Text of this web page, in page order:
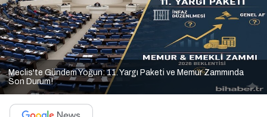
Meclis'te Gündem Yoğun: 11. Yargı Paketi ve Memur Zammında
Son Durum!